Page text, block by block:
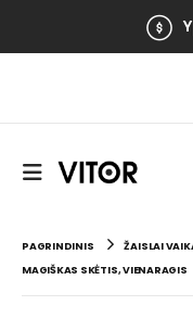
PAGRINDINIS ŽAISLAI
MAGIŠKAS SKĖTIS, VIENARAGIS